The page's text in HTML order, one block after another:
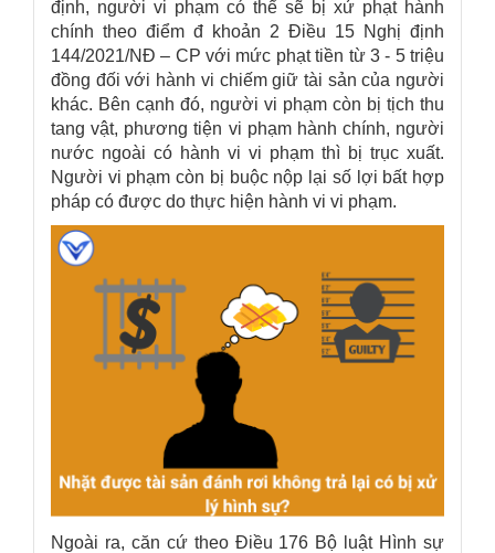
định, người vi phạm có thể sẽ bị xử phạt hành
chính theo điểm đ khoản 2 Điều 15 Nghị định
144/2021/NĐ – CP với mức phạt tiền từ 3 - 5 triệu
đồng đối với hành vi chiếm giữ tài sản của người
khác. Bên cạnh đó, người vi phạm còn bị tịch thu
tang vật, phương tiện vi phạm hành chính, người
nước ngoài có hành vi vi phạm thì bị trục xuất.
Người vi phạm còn bị buộc nộp lại số lợi bất hợp
pháp có được do thực hiện hành vi vi phạm.
Ngoài ra, căn cứ theo Điều 176 Bộ luật Hình sự